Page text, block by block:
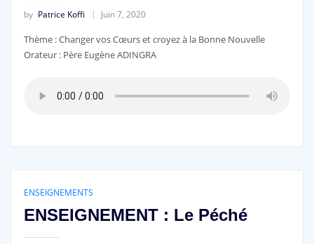
by Patrice Koffi Juin 7, 2020
Thème : Changer vos Cœurs et croyez à la Bonne Nouvelle
Orateur : Père Eugène ADINGRA
ENSEIGNEMENTS
ENSEIGNEMENT : Le Péché